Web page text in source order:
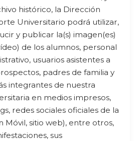
histórico, la Dirección
Universitario podrá utilizar,
y publicar la(s) imagen(es)
de los alumnos, personal
usuarios asistentes a
padres de familia y
integrantes de nuestra
en medios impresos,
redes sociales oficiales de la
Móvil, sitio web), entre otros,
sus